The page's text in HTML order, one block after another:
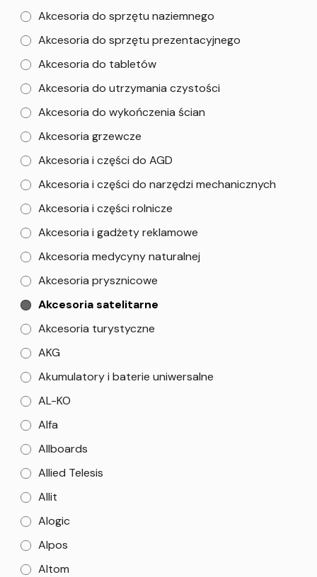
Akcesoria do sprzętu naziemnego
Akcesoria do sprzętu prezentacyjnego
Akcesoria do tabletów
Akcesoria do utrzymania czystości
Akcesoria do wykończenia ścian
Akcesoria grzewcze
Akcesoria i części do AGD
Akcesoria i części do narzędzi mechanicznych
Akcesoria i części rolnicze
Akcesoria i gadżety reklamowe
Akcesoria medycyny naturalnej
Akcesoria prysznicowe
Akcesoria satelitarne
Akcesoria turystyczne
AKG
Akumulatory i baterie uniwersalne
AL-KO
Alfa
Allboards
Allied Telesis
Allit
Alogic
Alpos
Altom